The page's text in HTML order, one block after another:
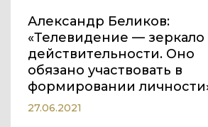
Александр Беликов:
«Телевидение — зеркало
действительности. Оно
обязано участвовать в
формировании
27.06.2021